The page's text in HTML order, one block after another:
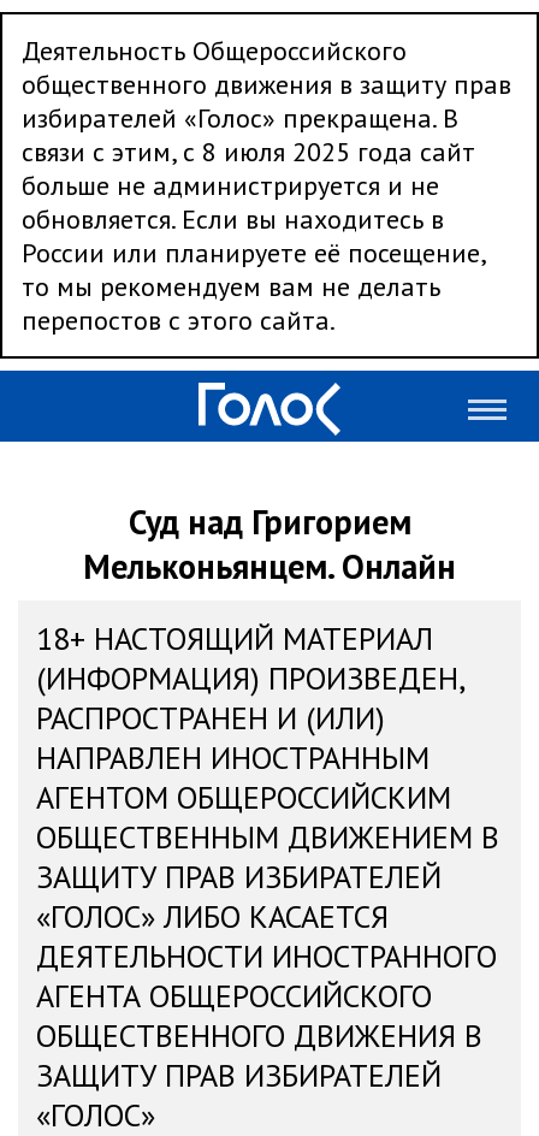
Деятельность Общероссийского
общественного движения в защиту прав
избирателей «Голос» прекращена. В
связи с этим, с 8 июля 2025 года сайт
больше не администрируется и не
обновляется. Если вы находитесь в
России или планируете её посещение,
то мы рекомендуем вам не делать
перепостов с этого сайта.
Суд над Григорием
Мельконьянцем. Онлайн
18+ НАСТОЯЩИЙ МАТЕРИАЛ
(ИНФОРМАЦИЯ) ПРОИЗВЕДЕН,
РАСПРОСТРАНЕН И (ИЛИ)
НАПРАВЛЕН ИНОСТРАННЫМ
АГЕНТОМ ОБЩЕРОССИЙСКИМ
ОБЩЕСТВЕННЫМ ДВИЖЕНИЕМ В
ЗАЩИТУ ПРАВ ИЗБИРАТЕЛЕЙ
«ГОЛОС» ЛИБО КАСАЕТСЯ
ДЕЯТЕЛЬНОСТИ ИНОСТРАННОГО
АГЕНТА ОБЩЕРОССИЙСКОГО
ОБЩЕСТВЕННОГО ДВИЖЕНИЯ В
ЗАЩИТУ ПРАВ ИЗБИРАТЕЛЕЙ
«ГОЛОС»